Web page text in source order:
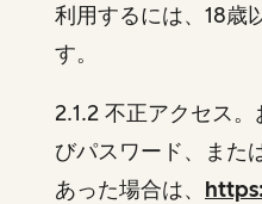
利用するには、18歳
す。
2.1.2 不正アクセス
びパスワード、また
あった場合は、